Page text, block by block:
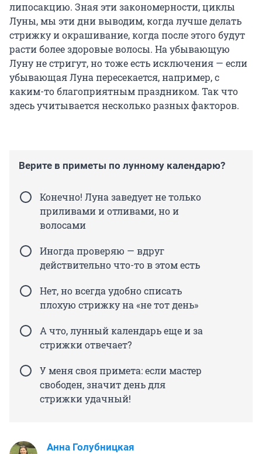
липосакцию. Зная эти закономерности, циклы
Луны, мы эти дни выводим, когда лучше делать
стрижку и окрашивание, когда после этого будут
расти более здоровые волосы. На убывающую
Луну не стригут, но тоже есть исключения — если
убывающая Луна пересекается, например, с
каким-то благоприятным праздником. Так что
здесь учитывается несколько разных факторов.
Верите в приметы по лунному календарю?
Конечно! Луна заведует не только
приливами и отливами, но и
волосами
Иногда проверяю — вдруг
действительно что-то в этом есть
Нет, но всегда удобно списать
плохую стрижку на «не тот день»
А что, лунный календарь еще и за
стрижки отвечает?
У меня своя примета: если мастер
свободен, значит день для
стрижки удачный!
Анна Голубницкая